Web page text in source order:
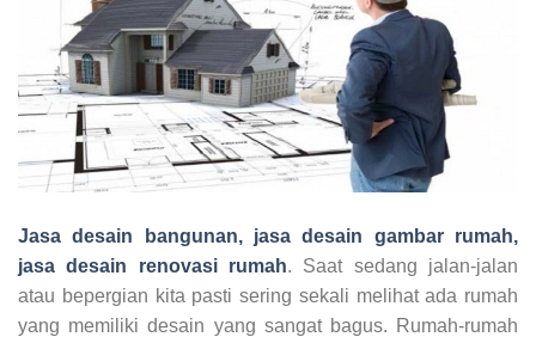
Jasa desain bangunan, jasa desain gambar rumah,
jasa desain renovasi rumah. Saat sedang jalan-jalan
atau bepergian kita pasti sering sekali melihat ada rumah
yang memiliki desain yang sangat bagus. Rumah-rumah